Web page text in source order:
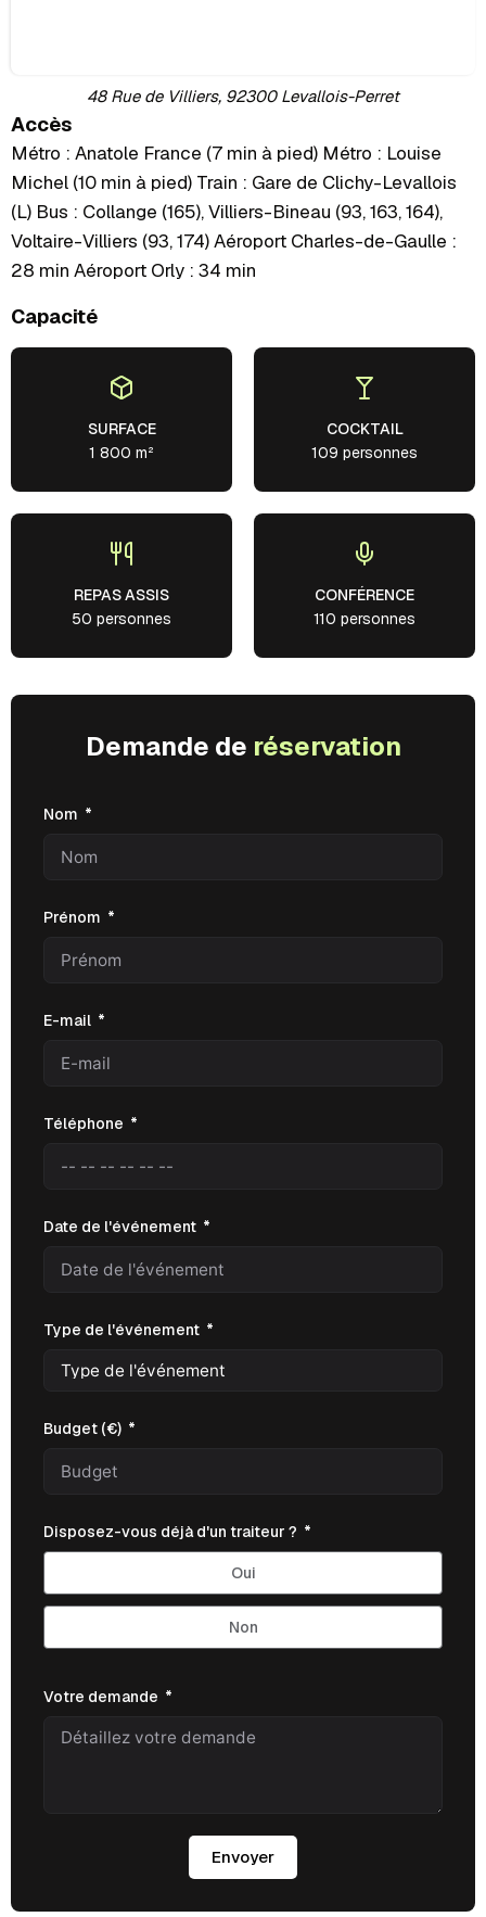
48 Rue de Villiers, 92300 Levallois-Perret
Accès
Métro : Anatole France (7 min à pied) Métro : Louise
Michel (10 min à pied) Train : Gare de Clichy-Levallois
(L) Bus : Collange (165), Villiers-Bineau (93, 163, 164),
Voltaire-Villiers (93, 174) Aéroport Charles-de-Gaulle :
28 min Aéroport Orly : 34 min
Capacité
SURFACE
1 800 m²
COCKTAIL
109 personnes
REPAS ASSIS
50 personnes
CONFÉRENCE
110 personnes
Demande de réservation
Nom
Prénom
E-mail
Téléphone
Date de l'événement
Type de l'événement
Budget (€)
Disposez-vous déjà d'un traiteur ?
Oui
Non
Votre demande
Envoyer